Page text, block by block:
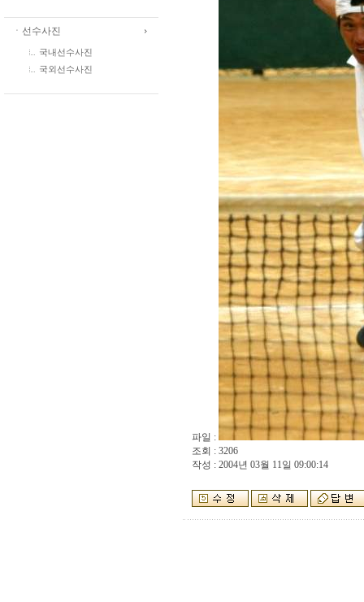
ㆍ선수사진
국내선수사진
국외선수사진
파일 :
조회 : 3206
작성 : 2004년 03월 11일 09:00:14